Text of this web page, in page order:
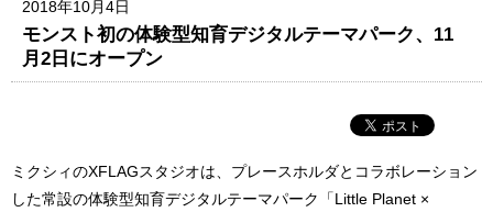
2018年10月4日
モンスト初の体験型知育デジタルテーマパーク、11
月2日にオープン
ミクシィのXFLAGスタジオは、プレースホルダとコラボレーション
した常設の体験型知育デジタルテーマパーク「Little Planet ×